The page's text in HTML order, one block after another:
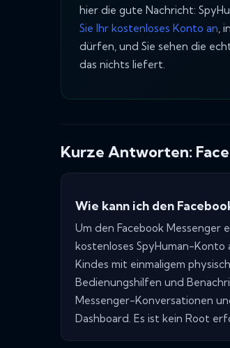
hier die gute Nachricht:
Sie Ihr kostenloses Konto an,
dürfen, und Sie sehen die
das nichts liefert.
Kurze Antworten:
Wie kann ich den
Um den Facebook Messenger
kostenloses SpyHuman-Konto
Kindes mit einmaligem
Bedienungshilfen und
Messenger-Konversationen
Dashboard. Es ist kein Root